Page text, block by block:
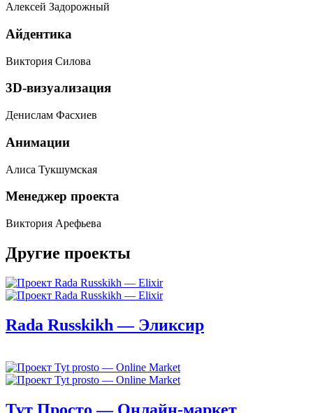
Алексей Задорожный
Айдентика
Виктория Силова
3D-визуализация
Денислам Фасхиев
Анимации
Алиса Тукшумская
Менеджер проекта
Виктория Арефьева
Другие проекты
Rada Russkikh — Эликсир
Тут Просто — Онлайн-маркет